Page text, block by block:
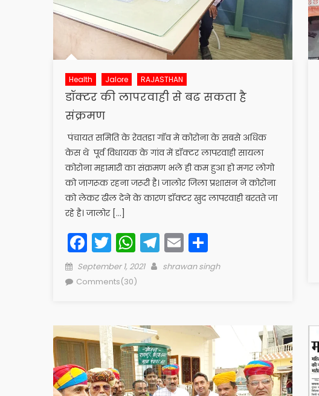
Health Jalore RAJASTHAN
डॉक्टर की लापरवाही से बढ सकता है
संक्रमण
पंचायत समिति के रेवतडा गॉव मे कोरोना के सबसे अधिक
केस थे पूर्व विधायक के गांव में डॉक्टर लापरवाही सायला
कोरोना महामारी का संक्रमण भले ही कम हुआ हो मगर लोगो
को जागरूक रहना जरूरी है। जालोर जिला प्रशासन ने कोरोना
को लेकर ढील देने के कारण डॉक्टर खुद लापरवाही बरतते जा
रहे है। जालोर […]
Facebook
Twitter
WhatsApp
Telegram
EmailShare
Posted
on
September 1, 2021 Author
shrawan singh
Comments(30)